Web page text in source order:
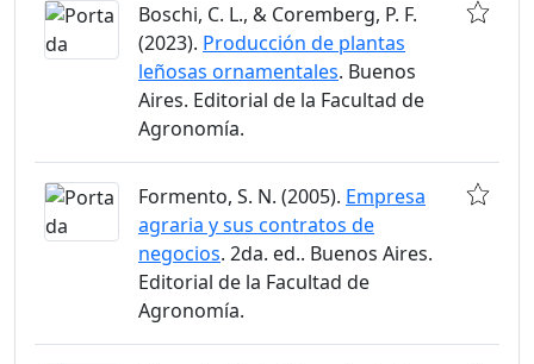
Boschi, C. L., & Coremberg, P. F.
(2023). Producción de plantas
leñosas ornamentales. Buenos
Aires. Editorial de la Facultad de
Agronomía.
Formento, S. N. (2005). Empresa
agraria y sus contratos de
negocios. 2da. ed.. Buenos Aires.
Editorial de la Facultad de
Agronomía.